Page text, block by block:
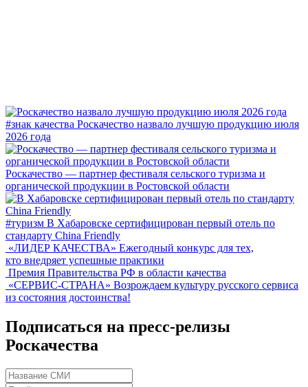
#знак качества Роскачество назвало лучшую продукцию июля
2026 года
Роскачество — партнер фестиваля сельского туризма и
органической продукции в Ростовской области
#туризм В Хабаровске сертифицирован первый отель по
стандарту China Friendly
«ЛИДЕР КАЧЕСТВА» Ежегодный конкурс для тех,
кто внедряет успешные практики
Премия Правительства РФ в области качества
«СЕРВИС-СТРАНА» Возрождаем культуру русского сервиса
из состояния достоинства!
Подписаться на пресс-релизы
Роскачества